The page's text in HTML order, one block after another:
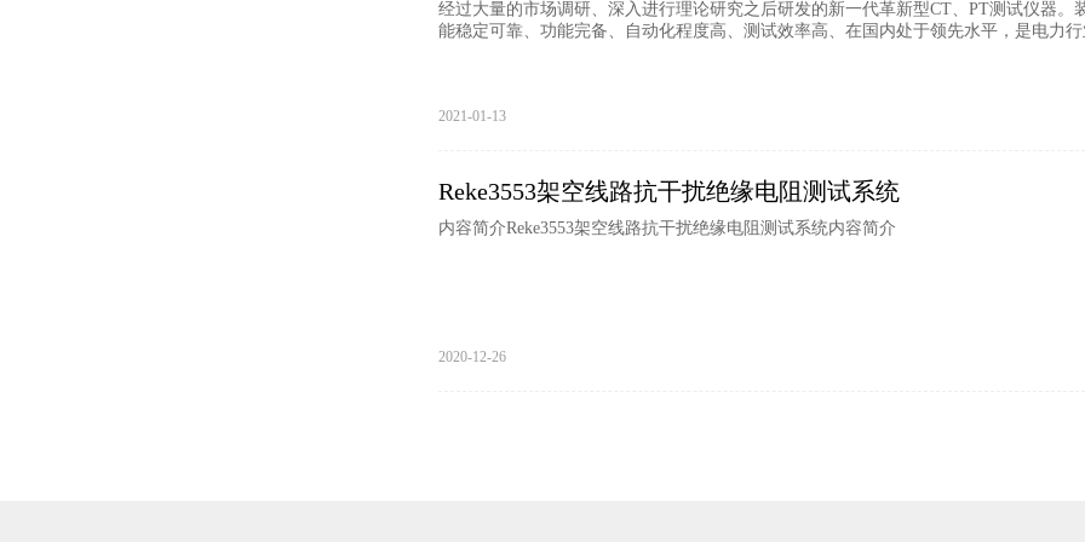
经过大量的市场调研、深入进行理论研究之后研发的新一代革新型CT、PT测试仪器
能稳定可靠、功能完备、自动化程度高、测试效率高、在国内处于领先水平，是电力
2021-01-13
Reke3553架空线路抗干扰绝缘电阻测试系统
内容简介Reke3553架空线路抗干扰绝缘电阻测试系统内容简介
2020-12-26